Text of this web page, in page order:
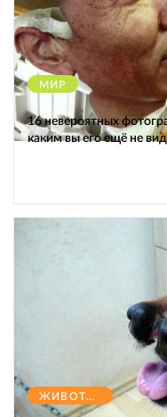
МИР
16 невероятных
каким вы его ещё не
ЖИВОТНЫЕ